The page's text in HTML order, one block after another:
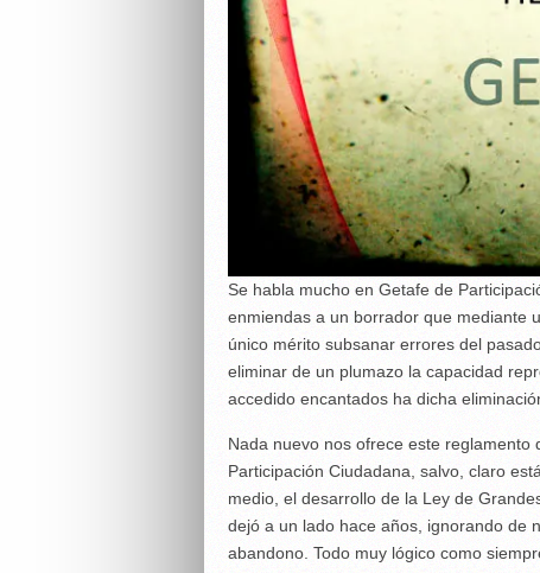
Se habla mucho en Getafe de
enmiendas a un borrador que mediante
único mérito subsanar errores del
eliminar de un plumazo la capacidad
accedido encantados ha dicha
Nada nuevo nos ofrece este
Participación Ciudadana, salvo, claro
medio, el desarrollo de la Ley de
dejó a un lado hace años, ignorando de
abandono. Todo muy lógico como